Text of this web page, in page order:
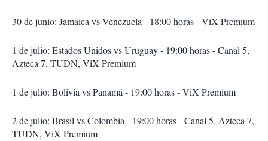
30 de junio: Jamaica vs Venezuela - 18:00 horas - ViX Premium
1 de julio: Estados Unidos vs Uruguay - 19:00 horas - Canal 5,
Azteca 7, TUDN, ViX Premium
1 de julio: Bolivia vs Panamá - 19:00 horas - ViX Premium
2 de julio: Brasil vs Colombia - 19:00 horas - Canal 5, Azteca 7,
TUDN, ViX Premium